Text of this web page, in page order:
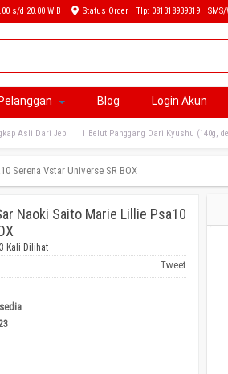
s/d 20.00 WIB Status Order Tlp: 081318939319 SMS/
Blog Login Akun
Asli Dari Jep 1 Belut Panggang Dari Kyushu (140g,
Serena Vstar Universe SR BOX
Naoki Saito Marie Lillie Psa10
Kali Dilihat
Tweet